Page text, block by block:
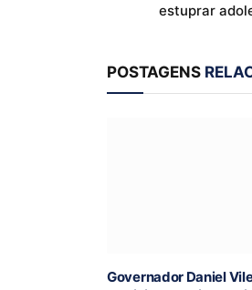
estuprar
POSTAGENS
Governador Daniel